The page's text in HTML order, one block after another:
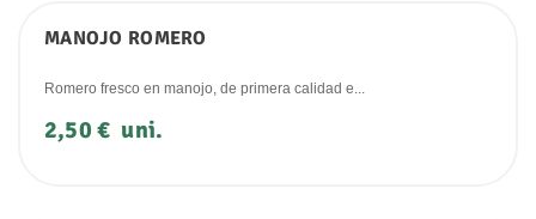
MANOJO ROMERO
Romero fresco en manojo, de primera calidad e...
Precio
2,50 € uni.